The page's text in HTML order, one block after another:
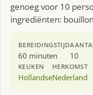
genoeg voor 10
ingrediënten:
BEREIDINGSTIJD
60 minuten 10
KEUKEN
Hollandse
HERKOMST
Nederland